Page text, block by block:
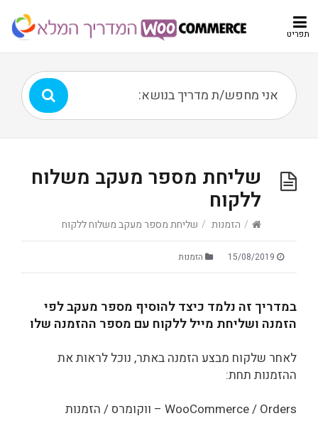
תפריט
שליחת מספר מעקב משלוח
ללקוח
/ הזמנות / שליחת מספר מעקב משלוח ללקוח
15/08/2019 הזמנות
במדריך זה נלמד כיצד להוסיף מספר מעקב לפי
הזמנה ושליחת מייל ללקוח עם מספר ההזמנה שלו
לאחר שלקוח מבצע הזמנה באתר, נוכל לראות את
ההזמנות תחת:
WooCommerce / Orders – ווקומרס / הזמנות